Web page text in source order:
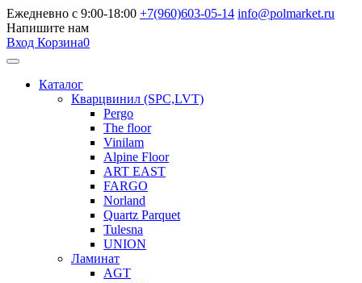
Ежедневно с 9:00-18:00 +7(960)603-05-14 info@polmarket.ru
Напишите нам
Вход Корзина0
Каталог
Кварцвинил (SPC,LVT)
Pergo
The floor
Vinilam
Alpine Floor
ART EAST
FARGO
Norland
Quartz Parquet
Tulesna
UNION
Ламинат
AGT